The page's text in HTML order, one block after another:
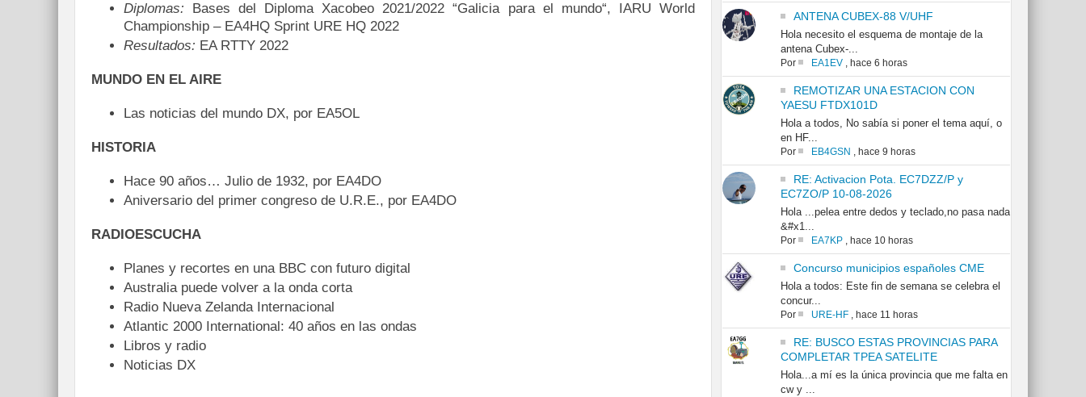
Diplomas: Bases del Diploma Xacobeo 2021/2022 “Galicia para el mundo“, IARU World
Championship – EA4HQ Sprint URE HQ 2022
Resultados: EA RTTY 2022
MUNDO EN EL AIRE
Las noticias del mundo DX, por EA5OL
HISTORIA
Hace 90 años… Julio de 1932, por EA4DO
Aniversario del primer congreso de U.R.E., por EA4DO
RADIOESCUCHA
Planes y recortes en una BBC con futuro digital
Australia puede volver a la onda corta
Radio Nueva Zelanda Internacional
Atlantic 2000 International: 40 años en las ondas
Libros y radio
Noticias DX
ANTENA CUBEX-88 V/UHF
Hola necesito el esquema de montaje de la
antena Cubex-...
Por EA1EV, hace 6 horas
REMOTIZAR UNA ESTACION CON
YAESU FTDX101D
Hola a todos, No sabía si poner el tema aquí, o
en HF...
Por EB4GSN , hace 9 horas
RE: Activacion Pota. EC7DZZ/P y
EC7ZO/P 10-08-2026
Hola ...pelea entre dedos y teclado,no pasa nada
&#x1...
Por EA7KP, hace 10 horas
Concurso municipios españoles CME
Hola a todos: Este fin de semana se celebra el
concur...
Por URE-HF, hace 11 horas
RE: BUSCO ESTAS PROVINCIAS PARA
COMPLETAR TPEA SATELITE
Hola...a mí es la única provincia que me falta en
cw y ...